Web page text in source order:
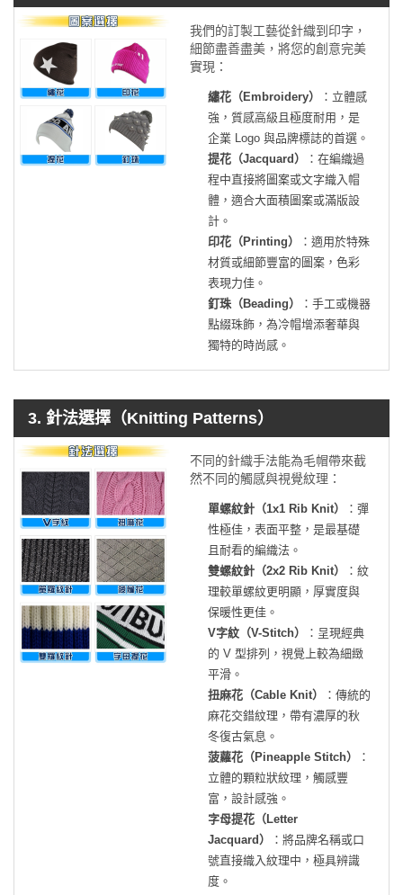
我們的訂製工藝從針織到印字，
細節盡善盡美，將您的創意完美
實現：
繡花（Embroidery）
：立體感
強，質感高級且極度耐用，是
企業 Logo 與品牌標誌的首選。
提花（Jacquard）
：在編織過
程中直接將圖案或文字織入帽
體，適合大面積圖案或滿版設
計。
印花（Printing）
：適用於特殊
材質或細節豐富的圖案，色彩
表現力佳。
釘珠（Beading）
：手工或機器
點綴珠飾，為冷帽增添奢華與
獨特的時尚感。
3. 針法選擇（Knitting Patterns）
不同的針織手法能為毛帽帶來截
然不同的觸感與視覺紋理：
單螺紋針（1x1 Rib Knit）
：彈
性極佳，表面平整，是最基礎
且耐看的編織法。
雙螺紋針（2x2 Rib Knit）
：紋
理較單螺紋更明顯，厚實度與
保暖性更佳。
V字紋（V-Stitch）
：呈現經典
的 V 型排列，視覺上較為細緻
平滑。
扭麻花（Cable Knit）
：傳統的
麻花交錯紋理，帶有濃厚的秋
冬復古氣息。
菠蘿花（Pineapple Stitch）
：
立體的顆粒狀紋理，觸感豐
富，設計感強。
字母提花（Letter
Jacquard）
：將品牌名稱或口
號直接織入紋理中，極具辨識
度。